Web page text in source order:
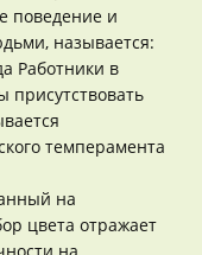
поведение и
называется:
Работники в
присутствовать
темперамента
на
цвета отражает